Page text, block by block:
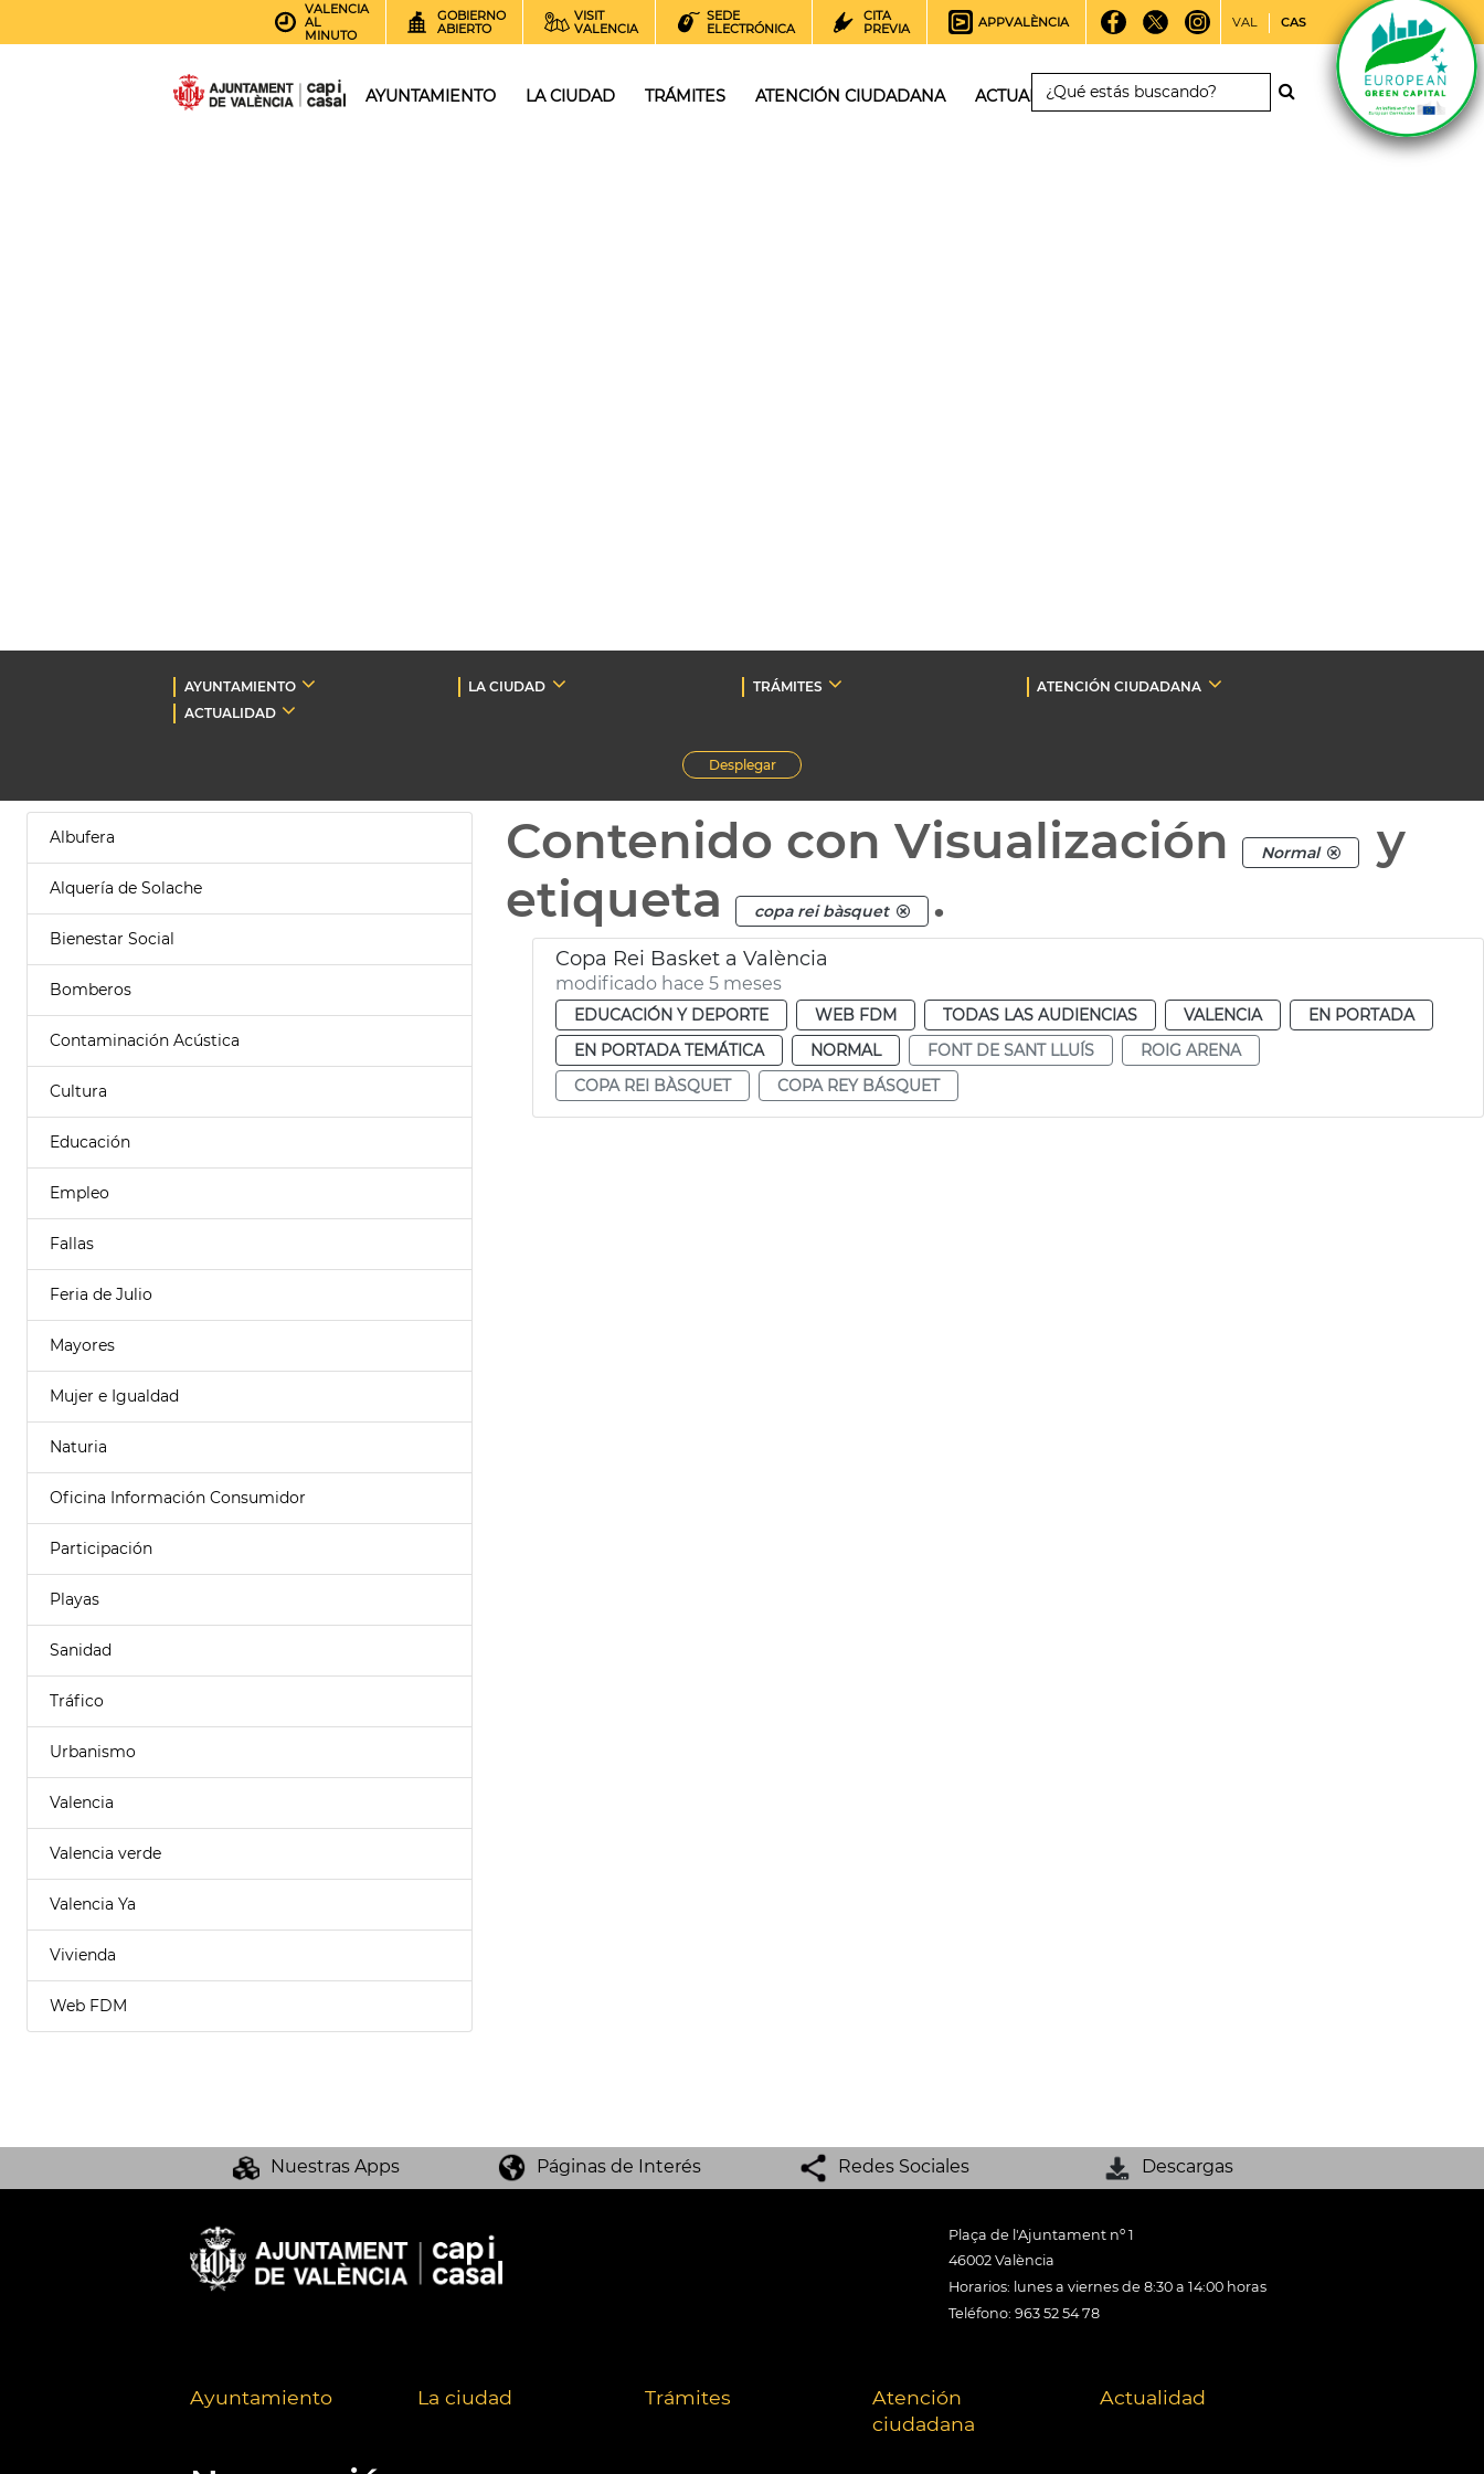
VALENCIA
AL
MINUTO
GOBIERNO
ABIERTO
VISIT
VALENCIA
SEDE
ELECTRÓNICA
CITA
PREVIA
APPVALÈNCIA VAL CAS
AYUNTAMIENTO LA CIUDAD TRÁMITES ATENCIÓN CIUDADANA ACTUALIDAD
AYUNTAMIENTO LA CIUDAD TRÁMITES
ATENCIÓN CIUDADANA
ACTUALIDAD
Desplegar
Albufera
Alquería de Solache
Bienestar Social
Bomberos
Contaminación Acústica
Cultura
Educación
Empleo
Fallas
Feria de Julio
Mayores
Mujer e Igualdad
Naturia
Oficina Información Consumidor
Participación
Playas
Sanidad
Tráfico
Urbanismo
Valencia
Valencia verde
Valencia Ya
Vivienda
Web FDM
Contenido con Visualización Normal
y
etiqueta
copa rei bàsquet .
Copa Rei Basket a València
modificado hace 5 meses
EDUCACIÓN Y DEPORTE WEB FDM TODAS LAS AUDIENCIAS VALENCIA
EN PORTADA
EN PORTADA TEMÁTICA
NORMAL FONT DE SANT LLUÍS
ROIG ARENA
COPA REI BÀSQUET
COPA REY BÁSQUET
Nuestras Apps Páginas de Interés Redes Sociales Descargas
Plaça de l'Ajuntament nº 1
46002 València
Horarios: lunes a viernes de 8:30 a 14:00 horas
Teléfono: 963 52 54 78
Ayuntamiento La ciudad Trámites
Atención
ciudadana
Actualidad